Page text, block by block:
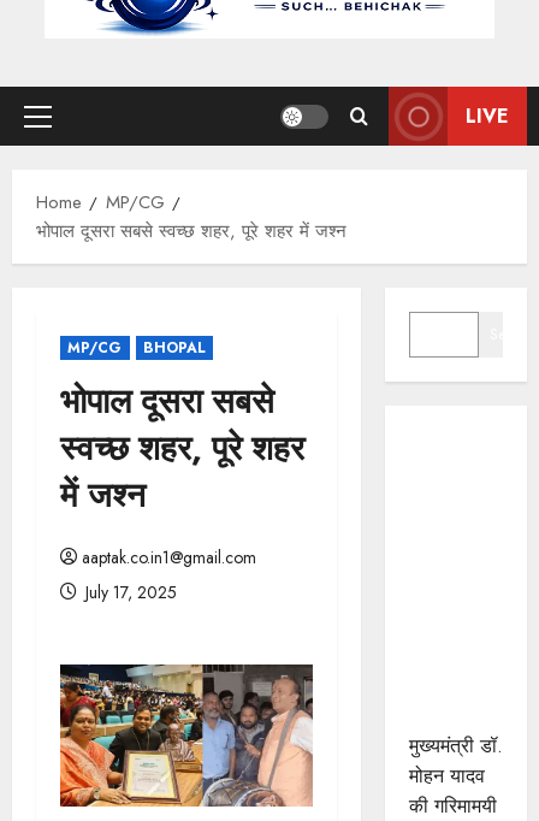
Primary
LIVE
Home
MP/CG
भोपाल दूसरा सबसे स्वच्छ शहर, पूरे शहर में जश्न
MP/CG BHOPAL
भोपाल दूसरा सबसे
स्वच्छ शहर, पूरे शहर
में जश्न
aaptak.co.in1@gmail.com
July 17, 2025
मुख्यमंत्री डॉ.
मोहन यादव
की गरिमामयी